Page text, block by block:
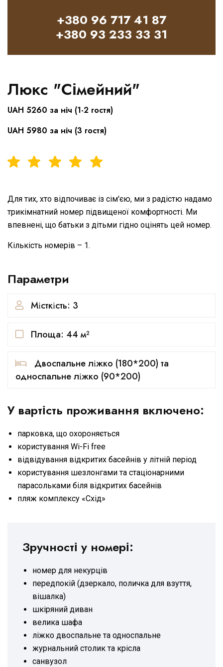
Люкс "Сімейний"
UAH 5260 за ніч (1-2 гостя)
UAH 5980 за ніч (3 гостя)
Для тих, хто відпочиває із сім'єю, ми з радістю надамо
трикімнатний номер підвищеної комфортності. Ми
впевнені, що батьки з дітьми гідно оцінять цей номер.
Кількість номерів – 1.
Параметри
Місткість: 3
Площа: 44 м²
Двоспальне ліжко (180*200) та
односпальне ліжко (90*200)
У вартість проживання включено:
парковка, що охороняється
користування Wi-Fi free
відвідування відкритих басейнів у літній період
користування шезлонгами та стаціонарними
парасольками біля відкритих басейнів
пляж комплексу «Схід»
Зручності у номері:
номер для некурців
передпокій (дзеркало, поличка для взуття,
вішалка)
шкіряний диван
велика шафа
ліжко двоспальне та односпальне
журнальний столик та крісла
санвузол
+380 96 717 41 87
+380 93 233 33 31